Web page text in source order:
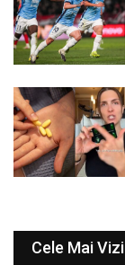
Cele Mai